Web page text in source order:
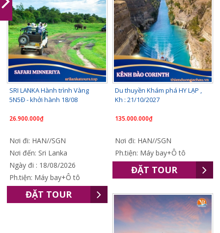
SRI LANKA Hành trình Vàng
5N5Đ - khởi hành 18/08
26.900.000₫
Nơi đi: HAN//SGN
Nơi đến: Sri Lanka
Ngày đi : 18/08/2026
Ph.tiện: Máy bay+Ô tô
ĐẶT TOUR
Du thuyền Khám phá HY LẠP ,
Kh : 21/10/2027
135.000.000₫
Nơi đi: HAN//SGN
Ph.tiện: Máy bay+Ô tô
ĐẶT TOUR